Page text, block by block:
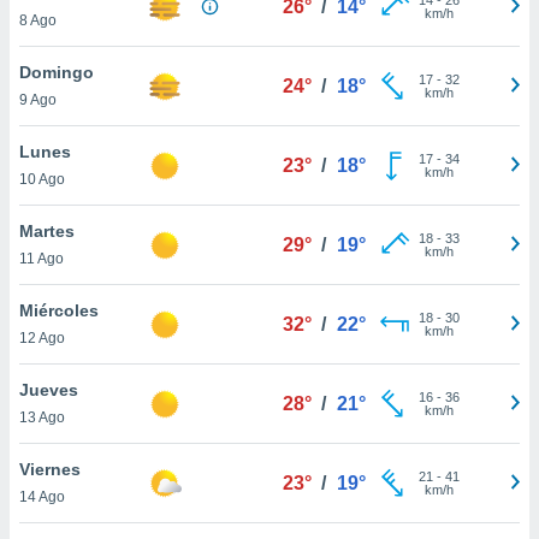
más
nuestra
y
de
disponible
cookies
aceptar
8 Ago
26° / 14°
km/h
Domingo
9 Ago
24° / 18° 17- 32
km/h
Lunes
10 Ago
23° / 18° 17- 34
km/h
Martes
11 Ago
29° / 19° 18- 33
km/h
Miércoles
12 Ago
32° / 22° 18- 30
km/h
Jueves
13 Ago
28° / 21° 16- 36
km/h
Viernes
14 Ago
23° / 19° 21 - 41
km/h